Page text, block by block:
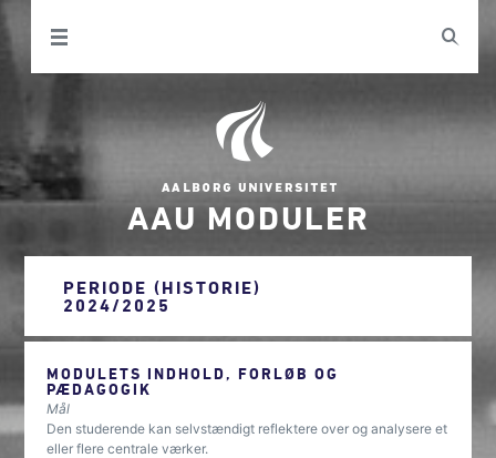
AAU MODULER
PERIODE (HISTORIE)
2024/2025
MODULETS INDHOLD, FORLØB OG
PÆDAGOGIK
Mål
Den studerende kan selvstændigt reflektere over og analysere et
eller flere centrale værker.